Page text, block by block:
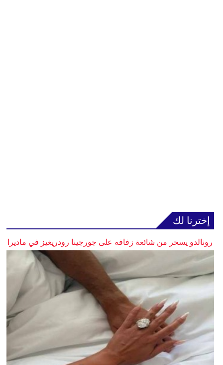
إخترنا لك
رونالدو يسخر من شائعة زفافه على جورجينا رودريغيز في ماديرا